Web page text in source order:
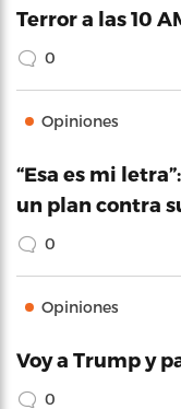
Terror a las 10
0
Opiniones
“Esa es mi
un plan contra
0
Opiniones
Voy a Trump y
0